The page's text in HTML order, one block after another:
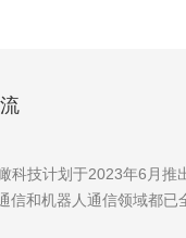
科技计划于2023年6月
机器人通信领域都已全